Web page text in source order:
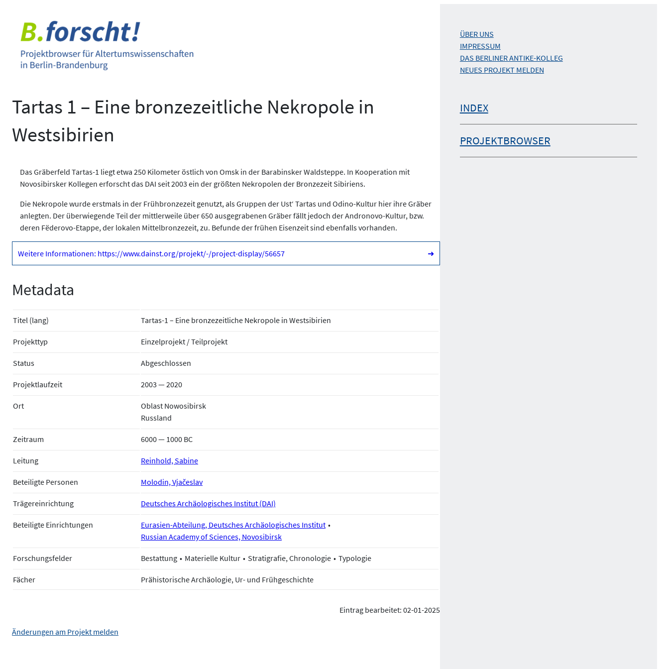
springen
Tartas 1 – Eine bronzezeitliche Nekropole in
Westsibirien
Das Gräberfeld Tartas-1 liegt etwa 250 Kilometer östlich von Omsk in der Barabinsker Waldsteppe. In Kooperation mit
Novosibirsker Kollegen erforscht das DAI seit 2003 ein der größten Nekropolen der Bronzezeit Sibiriens.
Die Nekropole wurde erstmals in der Frühbronzezeit genutzt, als Gruppen der Ust‘ Tartas und Odino-Kultur hier ihre Gräber
anlegten. Der überwiegende Teil der mittlerweile über 650 ausgegrabenen Gräber fällt jedoch der Andronovo-Kultur, bzw.
deren Fëderovo-Etappe, der lokalen Mittelbronzezeit, zu. Befunde der frühen Eisenzeit sind ebenfalls vorhanden.
Weitere Informationen: https://www.dainst.org/projekt/-/project-display/56657 ➜
Metadata
Titel (lang) Tartas-1 – Eine bronzezeitliche Nekropole in Westsibirien
Projekttyp Einzelprojekt / Teilprojekt
Status Abgeschlossen
Projektlaufzeit 2003 — 2020
Ort
Oblast Nowosibirsk
Russland
Zeitraum 6000 — 1000 BC
Leitung Reinhold, Sabine
Beteiligte Personen Molodin, Vjačeslav
Trägereinrichtung Deutsches Archäologisches Institut (DAI)
Beteiligte Einrichtungen
Eurasien-Abteilung, Deutsches Archäologisches Institut
Russian Academy of Sciences, Novosibirsk
Forschungsfelder Bestattung Materielle Kultur Stratigrafie, Chronologie Typologie
Fächer Prähistorische Archäologie, Ur- und Frühgeschichte
Eintrag bearbeitet: 02-01-2025
Änderungen am Projekt melden
ÜBER UNS
IMPRESSUM
DAS BERLINER ANTIKE-KOLLEG
NEUES PROJEKT MELDEN
INDEX
PROJEKTBROWSER